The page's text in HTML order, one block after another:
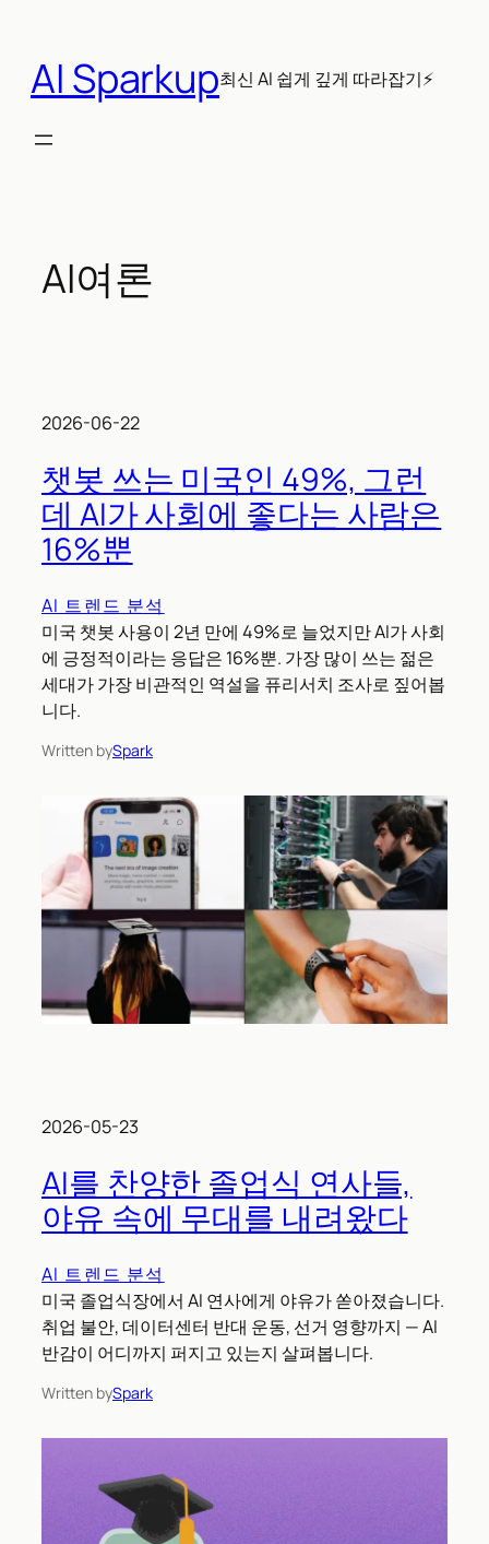
AI Sparkup최신 AI 쉽게 깊게 따라잡기⚡
AI여론
2026-06-22
챗봇 쓰는 미국인 49%, 그런
데 AI가 사회에 좋다는 사람은
16%뿐
AI 트렌드 분석
미국 챗봇 사용이 2년 만에 49%로 늘었지만 AI가 사회
에 긍정적이라는 응답은 16%뿐. 가장 많이 쓰는 젊은
세대가 가장 비관적인 역설을 퓨리서치 조사로 짚어봅
니다.
Written bySpark
2026-05-23
AI를 찬양한 졸업식 연사들,
야유 속에 무대를 내려왔다
AI 트렌드 분석
미국 졸업식장에서 AI 연사에게 야유가 쏟아졌습니다.
취업 불안, 데이터센터 반대 운동, 선거 영향까지 — AI
반감이 어디까지 퍼지고 있는지 살펴봅니다.
Written bySpark